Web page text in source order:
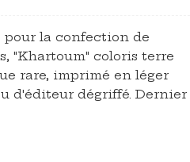
pour la confection de
"Khartoum" coloris terre
rare, imprimé en léger
d'éditeur dégriffé. Dernier